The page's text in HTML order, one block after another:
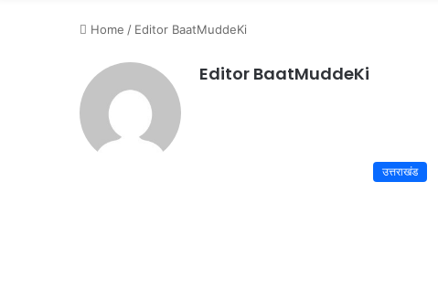
Home / Editor BaatMuddeKi
Editor BaatMuddeKi
उत्तराखंड